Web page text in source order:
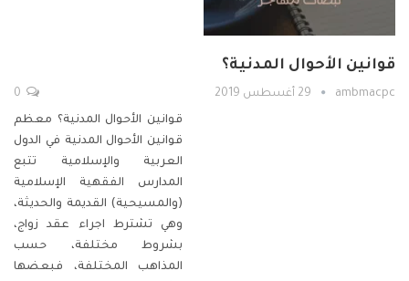
قوانين الأحوال المدنية؟
ambmacpc 29 أغسطس 2019
قوانين الأحوال المدنية؟ معظم
قوانين الأحوال المدنية في الدول
العربية والإسلامية تتبع
المدارس الفقهية الإسلامية
(والمسيحية) القديمة والحديثة،
وهي تشترط اجراء عقد زواج،
بشروط مختلفة، حسب
المذاهب المختلفة، فبعضها